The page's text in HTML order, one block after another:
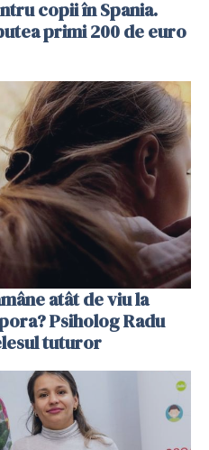
copii în Spania.
primi 200 de euro
atât de viu la
Psiholog Radu
tuturor